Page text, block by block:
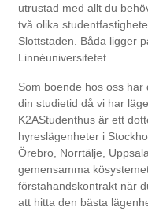
utrustad med allt du
två olika
Slottstaden. Båda ligger
Linnéuniversitetet.
Som boende hos oss
din studietid då vi har
K2AStudenthus är ett
hyreslägenheter i
Örebro, Norrtälje,
gemensamma
förstahandskontrakt när
att hitta den bästa